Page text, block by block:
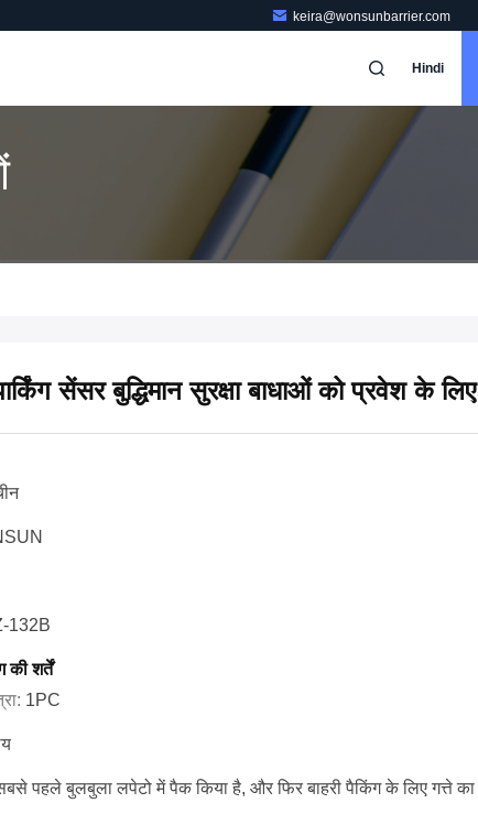
keira@wonsunbarrier.com
Hindi
सेंसर बुद्धिमान सुरक्षा बाधाओं को प्रवेश के
132B
की शर्तें
1PC
पहले बुलबुला लपेटो में पैक किया है, और फिर बाहरी पैकिंग के लिए गत्ते का